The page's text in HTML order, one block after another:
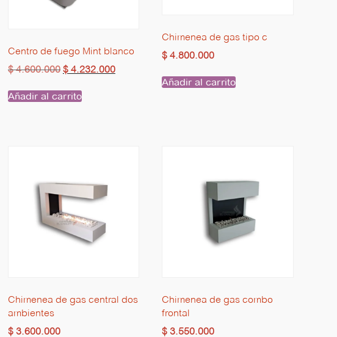
Centro de fuego Mint blanco
$4.600.000 $4.232.000
Añadir al carrito
Chimenea de gas tipo c
$ 4.800.000
Añadir al carrito
Chimenea de gas central dos
ambientes
$3.600.000
Chimenea de gas combo
frontal
$ 3.550.000